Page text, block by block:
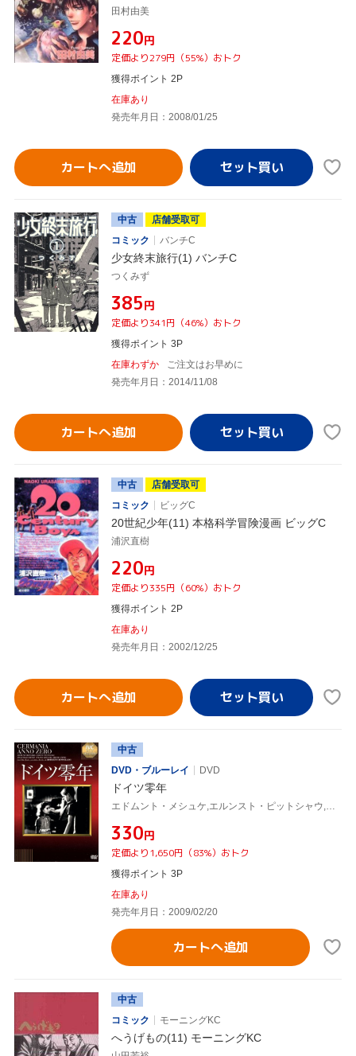
田村由美
¥220円
定価より279円（55%）おトク
獲得ポイント 2P
在庫あり
発売年月日：2008/01/25
カートへ追加
中古
店舗受取可
コミック
バンチC
少女終末旅行(1) バンチC
つくみず
¥385円
定価より341円（46%）おトク
獲得ポイント 3P
在庫わずか
ご注文はお早めに
発売年月日：2014/11/08
カートへ追加
中古
店舗受取可
コミック
ビッグC
20世紀少年(11) 本格科学冒険漫画 ビッグC
浦沢直樹
¥220円
定価より335円（60%）おトク
獲得ポイント 2P
在庫あり
発売年月日：2002/12/25
カートへ追加
中古
DVD・ブルーレイ
DVD
ドイツ零年
¥330円
定価より1,650円（83%）おトク
獲得ポイント 3P
在庫あり
発売年月日：2009/02/20
カートへ追加
中古
コミック
モーニングKC
へうげもの(11) モーニングKC